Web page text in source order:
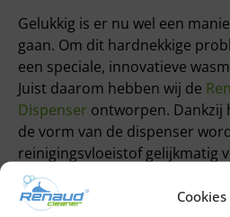
Cookies
Gelukkig is er nu wel een
gaan. Om dit hardnekkige
een speciale, innovatieve
Juist daarom hebben wij de
Dispenser ontworpen. Dankzij
de vorm van de dispenser
reinigingsvloeistof gelijkmatig
wasmachine. Hierdoor
écht schoon.